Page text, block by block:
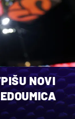
NOVI